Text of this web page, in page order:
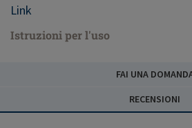
Link
Istruzioni per l'uso
FAI UNA
RECENSIONI